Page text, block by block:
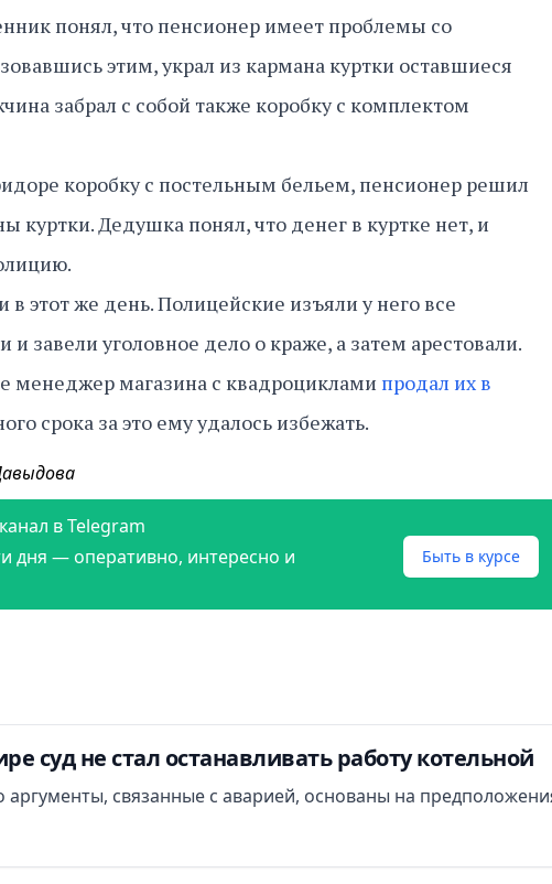
понял, что пенсионер имеет проблемы со
этим, украл из кармана куртки оставшиеся
забрал с собой также коробку с комплектом
коробку с постельным бельем, пенсионер решил
куртки. Дедушка понял, что денег в куртке нет, и
этот же день. Полицейские изъяли у него все
завели уголовное дело о краже, а затем арестовали.
менеджер магазина с квадроциклами продал их в
срока за это ему удалось избежать.
в Telegram
дня — оперативно, интересно и
Быть в курсе
суд не стал останавливать работу котельной
аргументы, связанные с аварией, основаны на